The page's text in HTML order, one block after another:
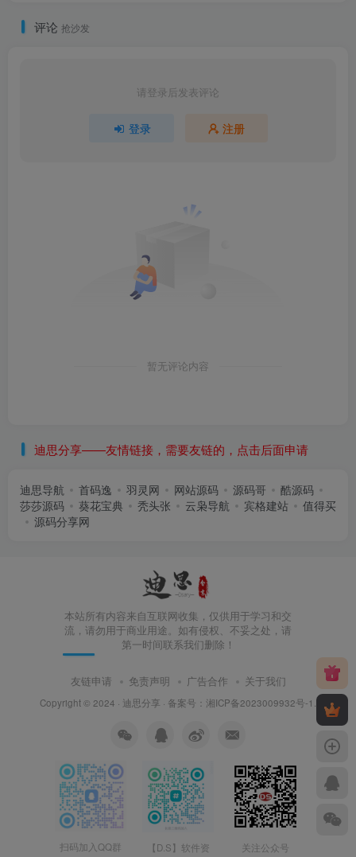
评论 抢沙发
请登录后发表评论
登录 注册
暂无评论内容
迪思分享——友情链接，需要友链的，点击后面申请
迪思导航 首码逸 羽灵网 网站源码 源码哥
酷源码
莎莎源码
葵花宝典 秃头张 云枭导航 宾格建站
值得买
源码分享网
本站所有内容来自互联网收集，仅供用于学习和交
流，请勿用于商业用途。如有侵权、不妥之处，请
第一时间联系我们删除！
友链申请 免责声明 广告合作 关于我们
Copyright © 2024 · 迪思分享 · 备案号： 湘ICP备2023009932号-1 .
扫码加入QQ群
【D.S】软件资
关注公众号